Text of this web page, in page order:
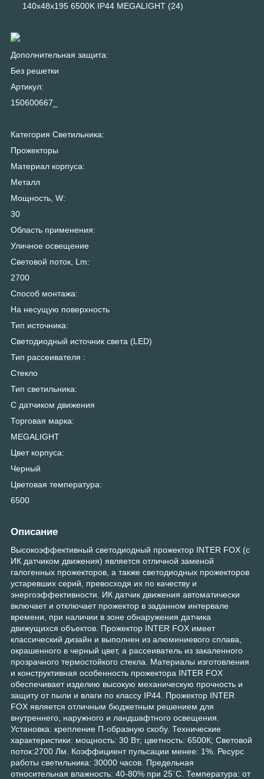
140x48x195 6500K IP44 MEGALIGHT (24)
Дополнительная защита:
Без решетки
Артикул:
150600667_
Категория Светильника:
Прожекторы
Материал корпуса:
Металл
Мощность, W:
30
Область применения:
Уличное освещение
Световой поток, Lm:
2700
Способ монтажа:
На несущую поверхность
Тип источника:
Светодиодный источник света (LED)
Тип рассеивателя :
Стекло
Тип светильника:
С датчиком движения
Торговая марка:
MEGALIGHT
Цвет корпуса:
Черный
Цветовая температура:
6500
Описание
Высокоэффективный светодиодный прожектор INTER FOX (с
ИК датчиком движения) является отличной заменой
галогенных прожекторов, а также светодиодных прожекторов
устаревших серий, превосходя их по качеству и
энергоэффективности. ИК датчик движения автоматически
включает и отключает прожектор в заданном интервале
времени, при наличии в зоне обнаружения датчика
движущихся объектов. Прожектор INTER FOX имеет
классический дизайн и выполнен из алюминиевого сплава,
окрашенного в черный цвет, а рассеиватель из закаленного
прозрачного термостойкого стекла. Материалы изготовления
и конструктивная особенность прожектора INTER FOX
обеспечивает изделию высокую механическую прочность и
защиту от пыли и влаги по классу IP44. Прожектор INTER
FOX является отличным бюджетным решением для
внутреннего, наружного и ландшафтного освещения.
Установка: крепление П-образную скобу. Технические
характеристики: мощность: 30 Вт; цветность: 6500К; Световой
поток:2700 Лм. Коэффициент пульсации менее: 1%. Ресурс
работы светильника: 30000 часов. Предельная
относительная влажность: 40-80% при 25`С. Температура: от